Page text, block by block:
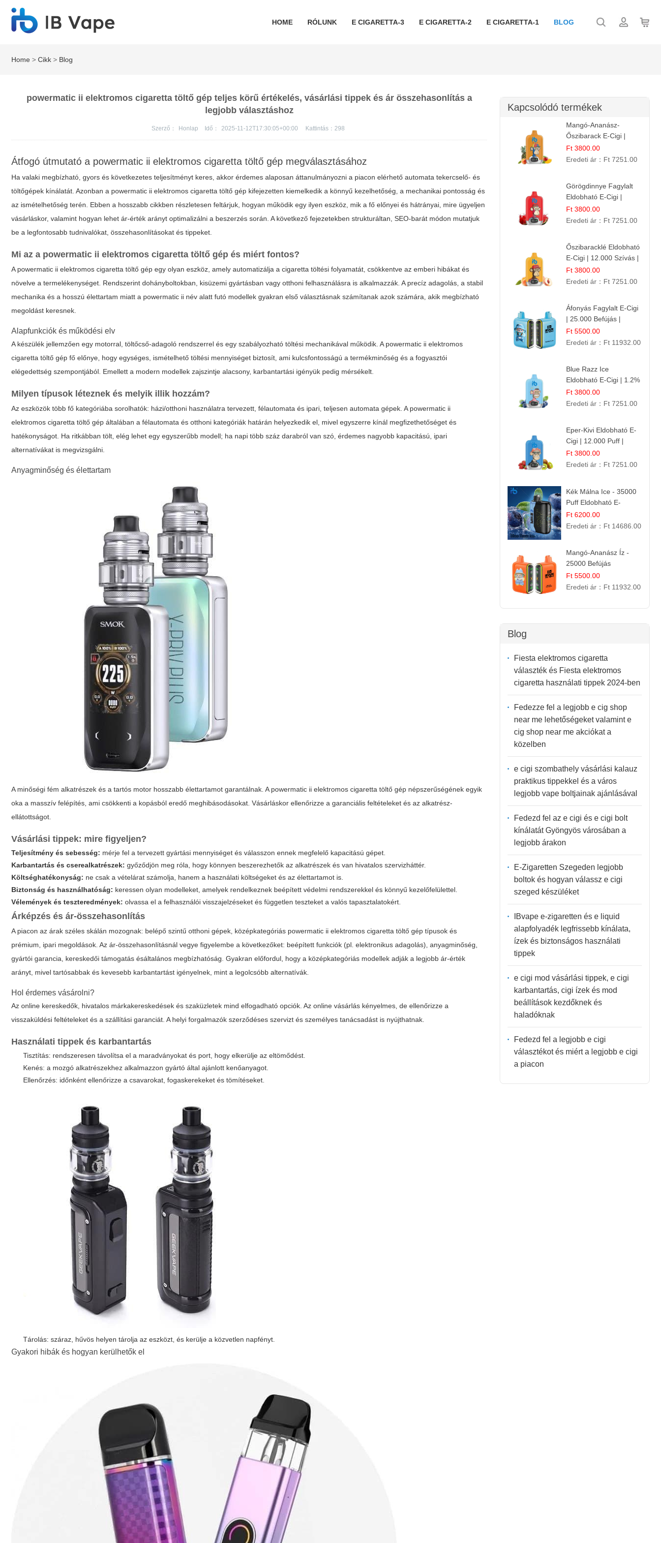
HOME RÓLUNK E CIGARETTA-3 E CIGARETTA-2 E CIGARETTA-1 BLOG
Home >Cikk > Blog
powermatic ii elektromos cigaretta töltő gép teljes körű értékelés, vásárlási tippek és ár összehasonlítás a
legjobb választáshoz
Szerző： Honlap Idő： 2025-11-12T17:30:05+00:00 Kattintás： 298
Átfogó útmutató a powermatic ii elektromos cigaretta töltő gép megválasztásához
Ha valaki megbízható, gyors és következetes teljesítményt keres, akkor érdemes alaposan áttanulmányozni a piacon elérhető automata tekercselő- és
töltőgépek kínálatát. Azonban a powermatic ii elektromos cigaretta töltő gép kifejezetten kiemelkedik a könnyű kezelhetőség, a mechanikai pontosság és
az ismételhetőség terén. Ebben a hosszabb cikkben részletesen feltárjuk, hogyan működik egy ilyen eszköz, mik a fő előnyei és hátrányai, mire ügyeljen
vásárláskor, valamint hogyan lehet ár-érték arányt optimalizálni a beszerzés során. A következő fejezetekben strukturáltan, SEO-barát módon mutatjuk
be a legfontosabb tudnivalókat, összehasonlításokat és tippeket.
Mi az a powermatic ii elektromos cigaretta töltő gép és miért fontos?
A powermatic ii elektromos cigaretta töltő gép egy olyan eszköz, amely automatizálja a cigaretta töltési folyamatát, csökkentve az emberi hibákat és
növelve a termelékenységet. Rendszerint dohányboltokban, kisüzemi gyártásban vagy otthoni felhasználásra is alkalmazzák. A precíz adagolás, a stabil
mechanika és a hosszú élettartam miatt a powermatic ii név alatt futó modellek gyakran első választásnak számítanak azok számára, akik megbízható
megoldást keresnek.
Alapfunkciók és működési elv
A készülék jellemzően egy motorral, töltőcső-adagoló rendszerrel és egy szabályozható töltési mechanikával működik. A powermatic ii elektromos
cigaretta töltő gép fő előnye, hogy egységes, ismételhető töltési mennyiséget biztosít, ami kulcsfontosságú a termékminőség és a fogyasztói
elégedettség szempontjából. Emellett a modern modellek zajszintje alacsony, karbantartási igényük pedig mérsékelt.
Milyen típusok léteznek és melyik illik hozzám?
Az eszközök több fő kategóriába sorolhatók: házi/otthoni használatra tervezett, félautomata és ipari, teljesen automata gépek. A powermatic ii
elektromos cigaretta töltő gép általában a félautomata és otthoni kategóriák határán helyezkedik el, mivel egyszerre kínál megfizethetőséget és
hatékonyságot. Ha ritkábban tölt, elég lehet egy egyszerűbb modell; ha napi több száz darabról van szó, érdemes nagyobb kapacitású, ipari
alternatívákat is megvizsgálni.
Anyagminőség és élettartam
A minőségi fém alkatrészek és a tartós motor hosszabb élettartamot garantálnak. A powermatic ii elektromos cigaretta töltő gép népszerűségének egyik
oka a masszív felépítés, ami csökkenti a kopásból eredő meghibásodásokat. Vásárláskor ellenőrizze a garanciális feltételeket és az alkatrész-
ellátottságot.
Vásárlási tippek: mire figyeljen?
Teljesítmény és sebesség: mérje fel a tervezett gyártási mennyiséget és válasszon ennek megfelelő kapacitású gépet.
Karbantartás és cserealkatrészek: győződjön meg róla, hogy könnyen beszerezhetők az alkatrészek és van hivatalos szervizháttér.
Költséghatékonyság: ne csak a vételárat számolja, hanem a használati költségeket és az élettartamot is.
Biztonság és használhatóság: keressen olyan modelleket, amelyek rendelkeznek beépített védelmi rendszerekkel és könnyű kezelőfelülettel.
Vélemények és teszteredmények: olvassa el a felhasználói visszajelzéseket és független teszteket a valós tapasztalatokért.
Árképzés és ár-összehasonlítás
A piacon az árak széles skálán mozognak: belépő szintű otthoni gépek, középkategóriás powermatic ii elektromos cigaretta töltő gép típusok és
prémium, ipari megoldások. Az ár-összehasonlításnál vegye figyelembe a következőket: beépített funkciók (pl. elektronikus adagolás), anyagminőség,
gyártói garancia, kereskedői támogatás ésáltalános megbízhatóság. Gyakran előfordul, hogy a középkategóriás modellek adják a legjobb ár-érték
arányt, mivel tartósabbak és kevesebb karbantartást igényelnek, mint a legolcsóbb alternatívák.
Hol érdemes vásárolni?
Az online kereskedők, hivatalos márkakereskedések és szaküzletek mind elfogadható opciók. Az online vásárlás kényelmes, de ellenőrizze a
visszaküldési feltételeket és a szállítási garanciát. A helyi forgalmazók szerződéses szervizt és személyes tanácsadást is nyújthatnak.
Használati tippek és karbantartás
Tisztítás: rendszeresen távolítsa el a maradványokat és port, hogy elkerülje az eltömődést.
Kenés: a mozgó alkatrészekhez alkalmazzon gyártó által ajánlott kenőanyagot.
Ellenőrzés: időnként ellenőrizze a csavarokat, fogaskerekeket és tömítéseket.
Tárolás: száraz, hűvös helyen tárolja az eszközt, és kerülje a közvetlen napfényt.
Gyakori hibák és hogyan kerülhetők el
Kapcsolódó termékek
Mangó-Ananász-
Őszibarack E-Cigi |
12.000 Befújás |
Tropikus Gyümölcs Íz
Ft 3800.00
Eredeti ár： Ft 7251.00
Görögdinnye Fagylalt
Eldobható E-Cigi |
12.000 Szívás | Édes
Vízidín Íz
Ft 3800.00
Eredeti ár： Ft 7251.00
Őszibaracklé Eldobható
E-Cigi | 12.000 Szívás |
Frissítő Barack Íz
Ft 3800.00
Eredeti ár： Ft 7251.00
Áfonyás Fagylalt E-Cigi
| 25.000 Befújás |
Eldobható E-Cigaretta
Ft 5500.00
Eredeti ár： Ft 11932.00
Blue Razz Ice
Eldobható E-Cigi | 1.2%
Nikotin | Jéghideg
Málna Íz
Ft 3800.00
Eredeti ár： Ft 7251.00
Eper-Kivi Eldobható E-
Cigi | 12.000 Puff |
Édes-Gyümölcs Íz
Ft 3800.00
Eredeti ár： Ft 7251.00
Kék Málna Ice - 35000
Puff Eldobható E-
cigaretta | Élénkítő
Gyümölcsös
Ft 6200.00
Eredeti ár： Ft 14686.00
Mangó-Ananász Íz -
25000 Befújás
Eldobható E-ciga |
Trópusi Gyümölcs
Ft 5500.00
Eredeti ár： Ft 11932.00
Blog
Fiesta elektromos cigaretta
választék és Fiesta elektromos
cigaretta használati tippek 2024-ben
Fedezze fel a legjobb e cig shop
near me lehetőségeket valamint e
cig shop near me akciókat a
közelben
e cigi szombathely vásárlási kalauz
praktikus tippekkel és a város
legjobb vape boltjainak ajánlásával
Fedezd fel az e cigi és e cigi bolt
kínálatát Gyöngyös városában a
legjobb árakon
E-Zigaretten Szegeden legjobb
boltok és hogyan válassz e cigi
szeged készüléket
IBvape e-zigaretten és e liquid
alapfolyadék legfrissebb kínálata,
ízek és biztonságos használati
tippek
e cigi mod vásárlási tippek, e cigi
karbantartás, cigi ízek és mod
beállítások kezdőknek és
haladóknak
Fedezd fel a legjobb e cigi
választékot és miért a legjobb e cigi
a piacon